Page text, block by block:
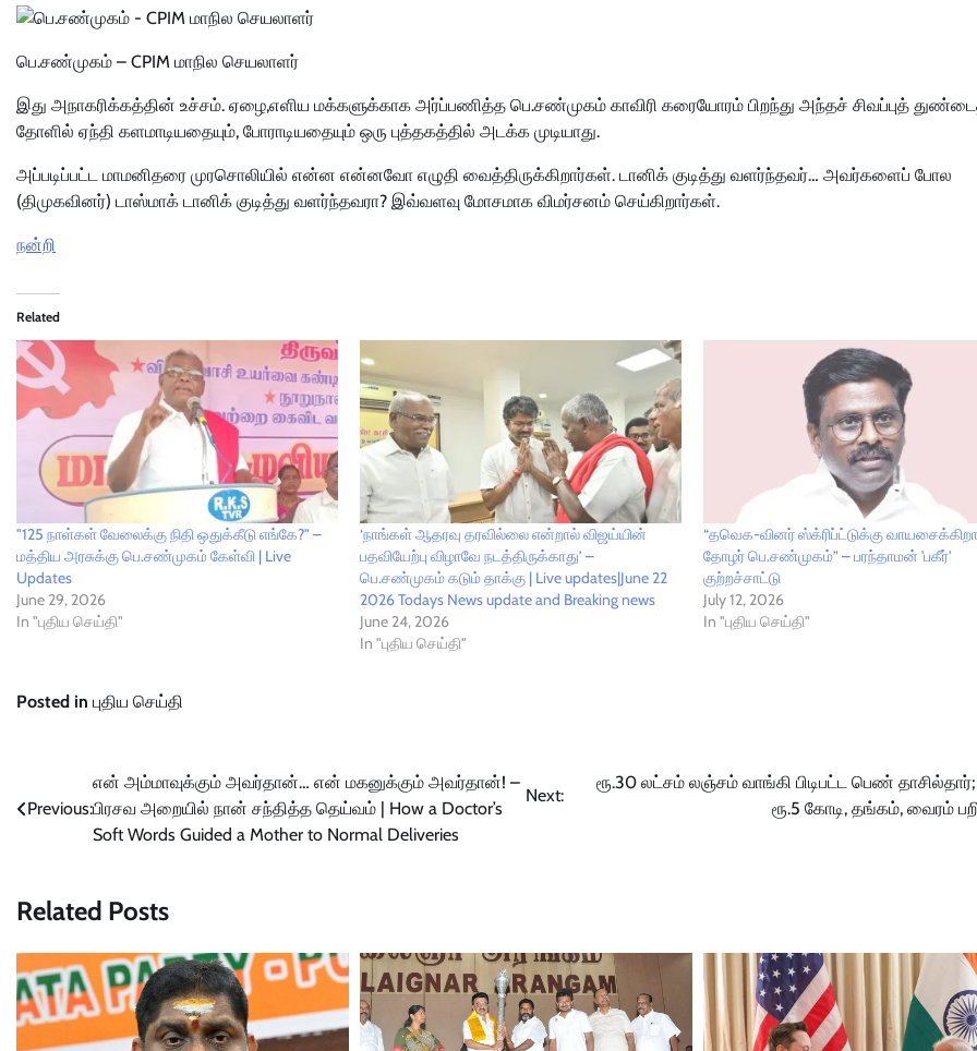
பெ.சண்முகம் – CPIM மாநில செயலாளர்
இது அநாகரிக்கத்தின் உச்சம். ஏழை,எளிய மக்களுக்காக அர்ப்பணித்த பெ.சண்முகம் காவிரி கரையோரம் பிறந்து அந்தச் சிவப்புத்
தோளில் ஏந்தி களமாடியதையும், போராடியதையும் ஒரு புத்தகத்தில் அடக்க முடியாது.
அப்படிப்பட்ட மாமனிதரை முரசொலியில் என்ன என்னவோ எழுதி வைத்திருக்கிறார்கள். டானிக் குடித்து வளர்ந்தவர்… அவர்களைப் போல
(திமுகவினர்) டாஸ்மாக் டானிக் குடித்து வளர்ந்தவரா? இவ்வளவு மோசமாக விமர்சனம் செய்கிறார்கள்.
நன்றி
Related
"125 நாள்கள் வேலைக்கு நிதி ஒதுக்கீடு எங்கே?" –
மத்திய அரசுக்கு பெ.சண்முகம் கேள்வி | Live
Updates
June 29, 2026
In "புதிய செய்தி"
‘நாங்கள் ஆதரவு தரவில்லை என்றால் விஜய்யின்
பதவியேற்பு விழாவே நடத்திருக்காது’ –
பெ.சண்முகம் கடும் தாக்கு | Live updates|June 22
2026 Todays News update and Breaking news
June 24, 2026
In "புதிய செய்தி"
“தவெக-வினர் ஸ்க்ரிப்ட்டுக்கு
தோழர் பெ.சண்முகம்” – பரந்தாமன் 'பகீர்'
குற்றச்சாட்டு
July 12, 2026
In "புதிய செய்தி"
Posted in புதிய செய்தி
navigation
Previous:
என் அம்மாவுக்கும் அவர்தான்… என் மகனுக்கும் அவர்தான்! –
பிரசவ அறையில் நான் சந்தித்த தெய்வம் | How a Doctor’s
Soft Words Guided a Mother to Normal Deliveries
Next:
ரூ.30 லட்சம் லஞ்சம் வாங்கி பிடிபட்ட பெண் தாசில்தார்;
ரூ.5 கோடி, தங்கம், வைரம்
Related Posts